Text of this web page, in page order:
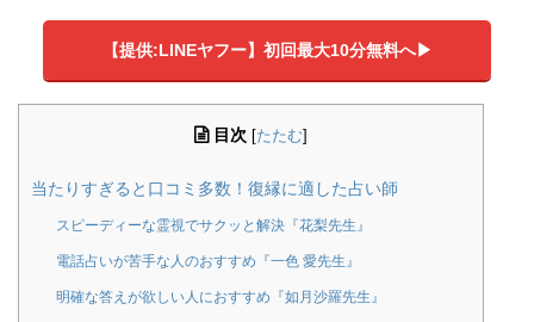
【提供:LINEヤフー】初回最大10分無料へ▶︎
目次 [たたむ]
当たりすぎると口コミ多数！復縁に適した占い師
スピーディーな霊視でサクッと解決『花梨先生』
電話占いが苦手な人のおすすめ『一色 愛先生』
明確な答えが欲しい人におすすめ『如月沙羅先生』